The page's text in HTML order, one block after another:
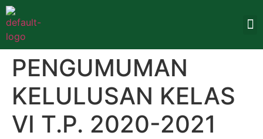
PENGUMUMAN
KELULUSAN KELAS
VI T.P. 2020-2021